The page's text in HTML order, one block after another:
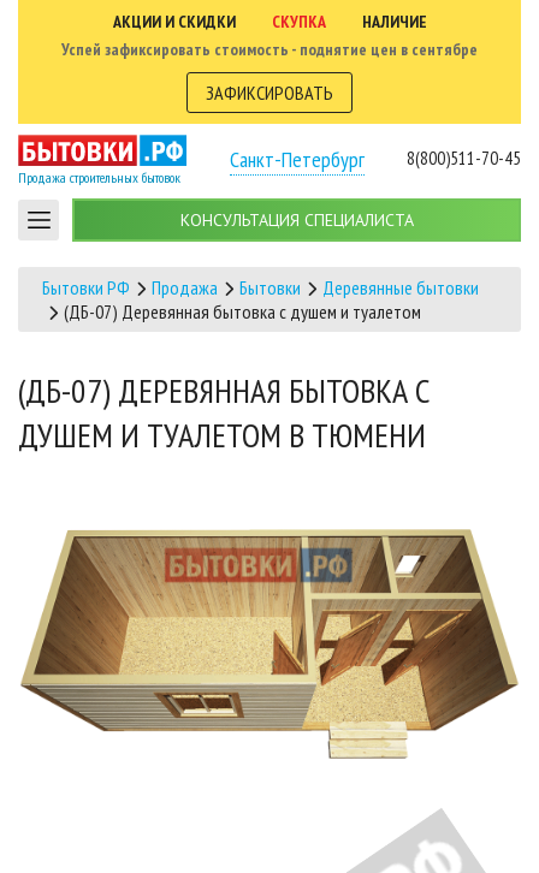
АКЦИИ И СКИДКИ СКУПКА
НАЛИЧИЕ
Успей зафиксировать стоимость - поднятие цен в сентябре
ЗАФИКСИРОВАТЬ
Продажа строительных бытовок
Санкт-Петербург 8(800)511-70-45
КОНСУЛЬТАЦИЯ СПЕЦИАЛИСТА
Бытовки РФ Продажа Бытовки
Деревянные бытовки
(ДБ-07) Деревянная бытовка с душем и туалетом
(ДБ-07) ДЕРЕВЯННАЯ БЫТОВКА С
ДУШЕМ И ТУАЛЕТОМ В ТЮМЕНИ